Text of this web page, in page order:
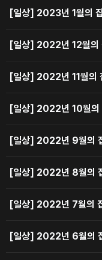
[일상] 2023년 1월의
[일상] 2022년 12월의
[일상] 2022년 11월의
[일상] 2022년 10월의
[일상] 2022년 9월의
[일상] 2022년 8월의
[일상] 2022년 7월의
[일상] 2022년 6월의